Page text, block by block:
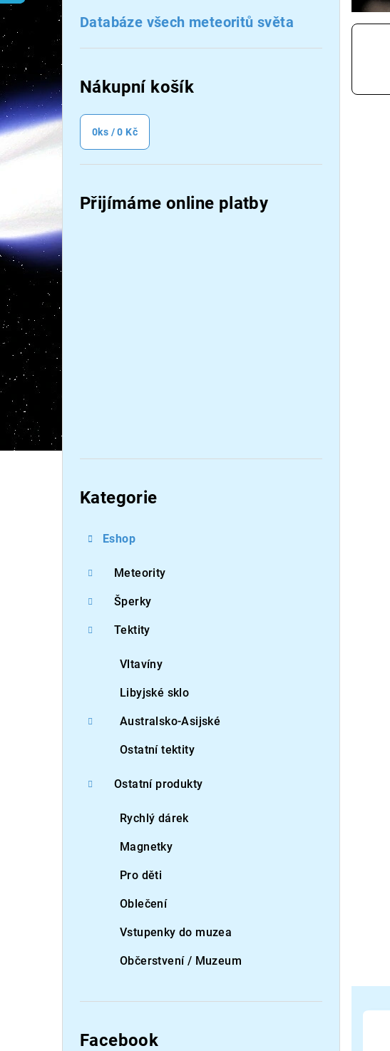
í
p
a
Databáze všech meteoritů světa
Nákupní košík
0ks /0 Kč
Přijímáme online platby
Kategorie
Eshop
Meteority
Šperky
Tektity
Vltavíny
Libyjské sklo
Australsko-Asijské
Ostatní tektity
Ostatní produkty
Rychlý dárek
Magnetky
Pro děti
Oblečení
Vstupenky do muzea
Občerstvení / Muzeum
Facebook